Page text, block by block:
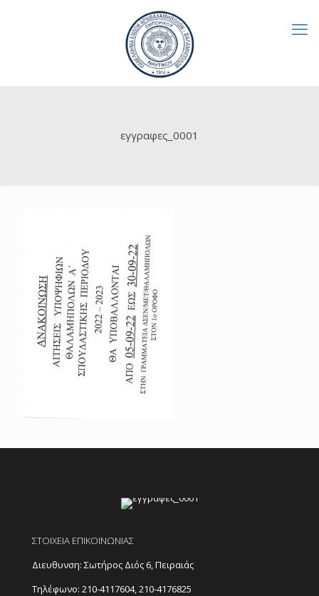
εγγραφες_0001
ΣΤΟΙΧΕΙΑ ΕΠΙΚΟΙΝΩΝΙΑΣ
Διευθυνση: Σωτήρος Διός 6, Πειραιάς
Τηλέφωνο: 210-4117604,210-4176825